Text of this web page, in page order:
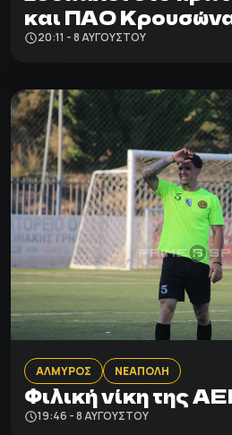
και ΠΑΟ
20:11 - 8 ΑΥΓΟΎΣΤΟΥ
ΑΛΜΥΡΟΣ ΝΕΑΠΟΛΗ
Φιλική νίκη της
19:46 - 8 ΑΥΓΟΎΣΤΟΥ